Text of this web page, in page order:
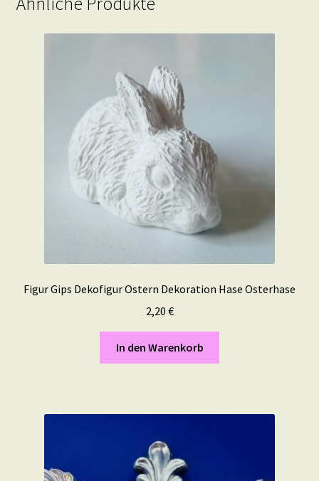
Figur Gips Dekofigur Ostern Dekoration Hase Osterhase
2,20 €
In den Warenkorb